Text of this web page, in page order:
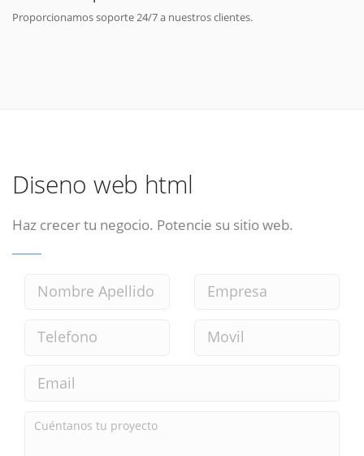
Proporcionamos soporte 24/7 a nuestros clientes.
Diseno web html
Haz crecer tu negocio. Potencie su sitio web.